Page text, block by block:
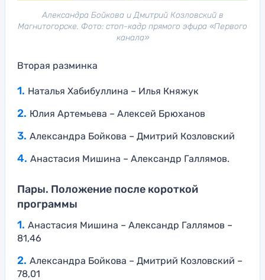
Александра Бойкова и Дмитрий Козловский в
Магнитогорске. Фото: стоп-кадр прямого эфира «Первого
канала»
Вторая разминка
Наталья Хабибуллина – Илья Княжук
Юлия Артемьева – Алексей Брюханов
Александра Бойкова – Дмитрий Козловский
Анастасия Мишина – Александр Галлямов.
Пары. Положение после короткой
программы
Анастасия Мишина – Александр Галлямов –
81,46
Александра Бойкова – Дмитрий Козловский –
78,01